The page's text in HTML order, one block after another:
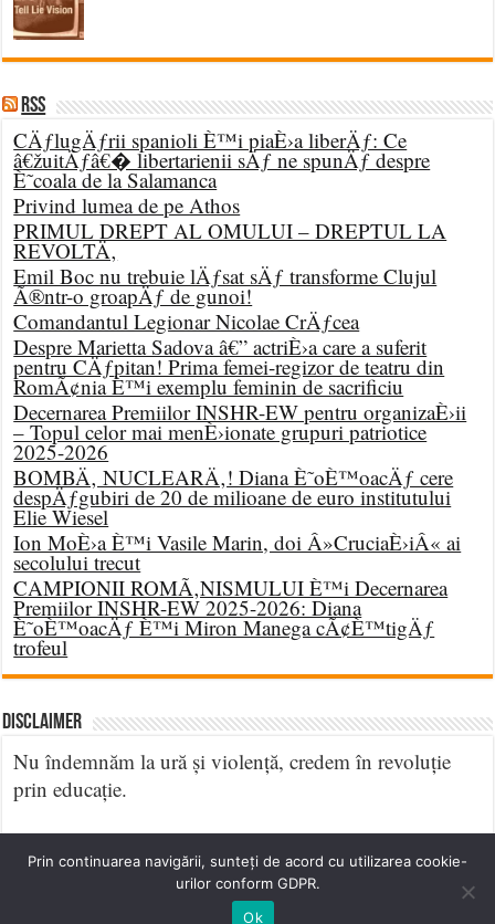
RSS
CÄƒlugÄƒrii spanioli È™i piaÈ›a liberÄƒ: Ce
â€žuitÄƒâ€� libertarienii sÄƒ ne spunÄƒ despre
È˜coala de la Salamanca
Privind lumea de pe Athos
PRIMUL DREPT AL OMULUI – DREPTUL LA
REVOLTÄ‚
Emil Boc nu trebuie lÄƒsat sÄƒ transforme Clujul
Ã®ntr-o groapÄƒ de gunoi!
Comandantul Legionar Nicolae CrÄƒcea
Despre Marietta Sadova â€” actriÈ›a care a suferit
pentru CÄƒpitan! Prima femei-regizor de teatru din
RomÃ¢nia È™i exemplu feminin de sacrificiu
Decernarea Premiilor INSHR-EW pentru organizaÈ›ii
– Topul celor mai menÈ›ionate grupuri patriotice
2025-2026
BOMBÄ‚ NUCLEARÄ‚! Diana È˜oÈ™oacÄƒ cere
despÄƒgubiri de 20 de milioane de euro institutului
Elie Wiesel
Ion MoÈ›a È™i Vasile Marin, doi Â»CruciaÈ›iÂ« ai
secolului trecut
CAMPIONII ROMÃ‚NISMULUI È™i Decernarea
Premiilor INSHR-EW 2025-2026: Diana
È˜oÈ™oacÄƒ È™i Miron Manega cÃ¢È™tigÄƒ
trofeul
DISCLAIMER
Nu îndemnăm la ură și violență, credem în revoluție
prin educație.
Prin continuarea navigării, sunteți de acord cu utilizarea cookie-
urilor conform GDPR.
Ok